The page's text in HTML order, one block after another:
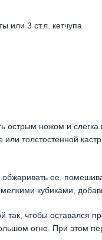
или 3 ст.л. кетчупа
острым ножом и
или толстостенной
обжаривать ее,
кубиками,
чтобы оставался
огне. При этом